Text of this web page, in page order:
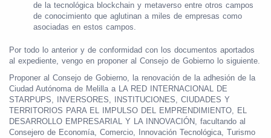
de la tecnológica blockchain y metaverso entre otros campos
de conocimiento que aglutinan a miles de empresas como
asociadas en estos campos.
Por todo lo anterior y de conformidad con los documentos aportados
al expediente, vengo en proponer al Consejo de Gobierno lo siguiente.
Proponer al Consejo de Gobierno, la renovación de la adhesión de la
Ciudad Autónoma de Melilla a LA RED INTERNACIONAL DE
STARPUPS, INVERSORES, INSTITUCIONES, CIUDADES Y
TERRITORIOS PARA EL IMPULSO DEL EMPRENDIMIENTO, EL
DESARROLLO EMPRESARIAL Y LA INNOVACIÓN, facultando al
Consejero de Economía, Comercio, Innovación Tecnológica, Turismo